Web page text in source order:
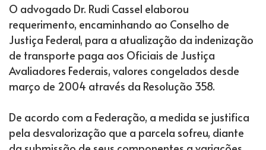
O advogado Dr. Rudi Cassel elaborou
requerimento, encaminhando ao Conselho de
Justiça Federal, para a atualização da indenização
de transporte paga aos Oficiais de Justiça
Avaliadores Federais, valores congelados desde
março de 2004 através da Resolução 358.
De acordo com a Federação, a medida se justifica
pela desvalorização que a parcela sofreu, diante